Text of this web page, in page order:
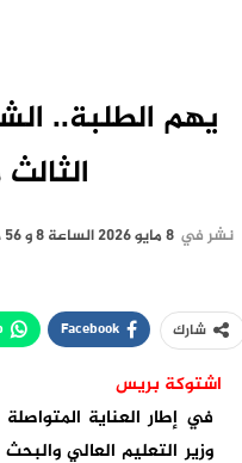
يهم الطلبة..
نشر في 8 مايو 2026 الساعة 8 و 56 دقيقة
شارك Facebook
اشتوكة بريس
في إطار العناية
وزير التعليم العالي